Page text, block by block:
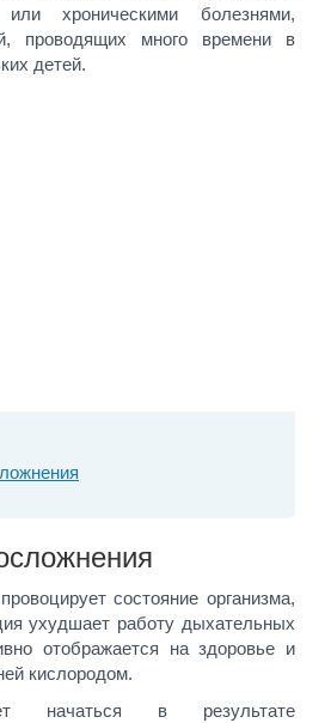
хроническими болезнями,
проводящих много времени в
детей.
состояние организма,
ухудшает работу дыхательных
отображается на здоровье и
кислородом.
начаться в результате